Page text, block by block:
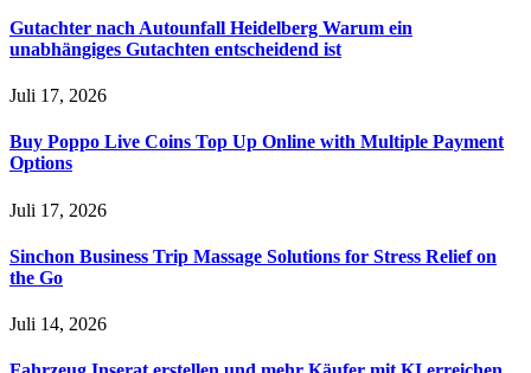
Gutachter nach Autounfall Heidelberg Warum ein
unabhängiges Gutachten entscheidend ist
Juli 17, 2026
Buy Poppo Live Coins Top Up Online with Multiple Payment
Options
Juli 17, 2026
Sinchon Business Trip Massage Solutions for Stress Relief on
the Go
Juli 14, 2026